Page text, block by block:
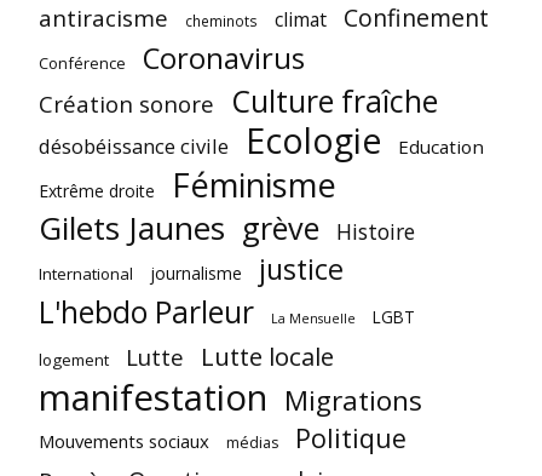
antiracisme cheminots climat Confinement
Conférence Coronavirus
Création sonore Culture fraîche
désobéissance civile Ecologie Education
Extrême droite Féminisme
Gilets Jaunes grève Histoire
International journalisme justice
L'hebdo Parleur La Mensuelle
LGBT
logement
Lutte Lutte locale
manifestation Migrations
Mouvements sociaux médias Politique